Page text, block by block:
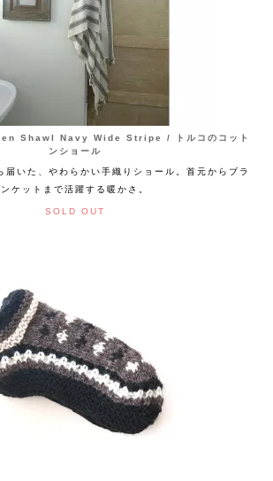
Shawl Navy Wide Stripe / トルコのコット
ンショール
届いた、やわらかい手織りショール。首元からブラ
ンケットまで活躍する暖かさ。
SOLD OUT